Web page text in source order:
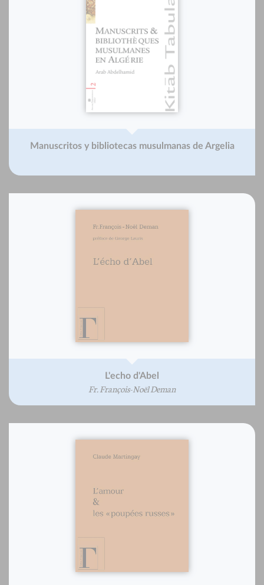
Manuscritos y bibliotecas musulmanas de Argelia
L'echo d'Abel
Fr. François-Noël Deman